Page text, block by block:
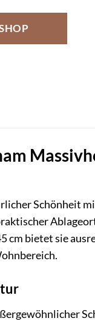
Schönheit
bietet sie